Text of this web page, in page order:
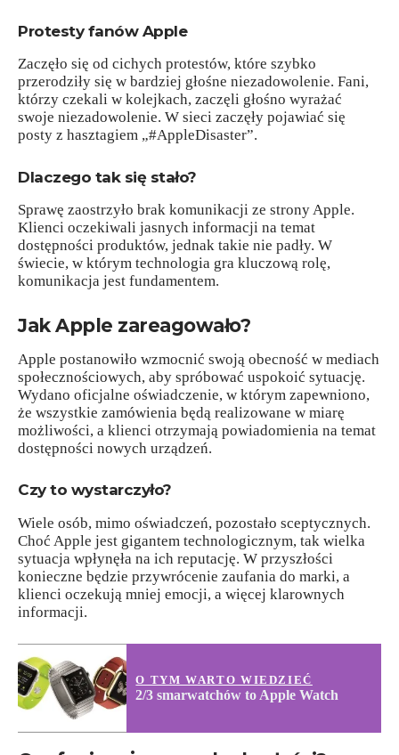
Protesty fanów Apple
Zaczęło się od cichych protestów, które szybko
przerodziły się w bardziej głośne niezadowolenie. Fani,
którzy czekali w kolejkach, zaczęli głośno wyrażać
swoje niezadowolenie. W sieci zaczęły pojawiać się
posty z hasztagiem „#AppleDisaster”.
Dlaczego tak się stało?
Sprawę zaostrzyło brak komunikacji ze strony Apple.
Klienci oczekiwali jasnych informacji na temat
dostępności produktów, jednak takie nie padły. W
świecie, w którym technologia gra kluczową rolę,
komunikacja jest fundamentem.
Jak Apple zareagowało?
Apple postanowiło wzmocnić swoją obecność w mediach
społecznościowych, aby spróbować uspokoić sytuację.
Wydano oficjalne oświadczenie, w którym zapewniono,
że wszystkie zamówienia będą realizowane w miarę
możliwości, a klienci otrzymają powiadomienia na temat
dostępności nowych urządzeń.
Czy to wystarczyło?
Wiele osób, mimo oświadczeń, pozostało sceptycznych.
Choć Apple jest gigantem technologicznym, tak wielka
sytuacja wpłynęła na ich reputację. W przyszłości
konieczne będzie przywrócenie zaufania do marki, a
klienci oczekują mniej emocji, a więcej klarownych
informacji.
O TYM WARTO WIEDZIEĆ
2/3 smarwatchów to Apple Watch